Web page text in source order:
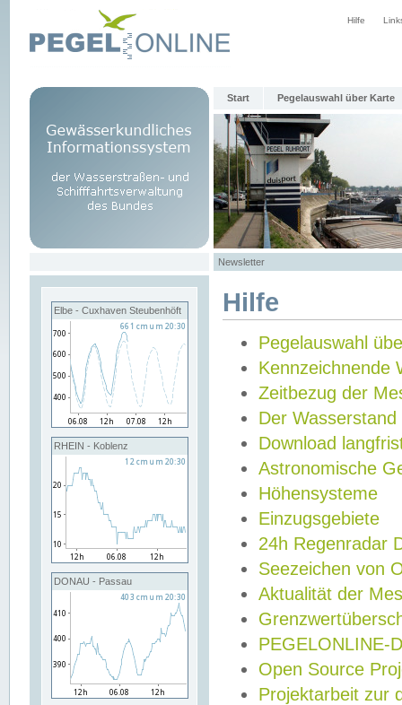
Hilfe
Start Pegelauswahl über Karte
Newsletter
Elbe - Cuxhaven Steubenhöft
RHEIN - Koblenz
DONAU - Passau
Hilfe
Pegelauswahl
Kennzeichnende
Zeitbezug der
Der Wasserstand
Download
Astronomische
Höhensysteme
Einzugsgebiete
24h Regenradar
Seezeichen von
Aktualität der
PEGELONLINE-
Open Source
Projektarbeit zur